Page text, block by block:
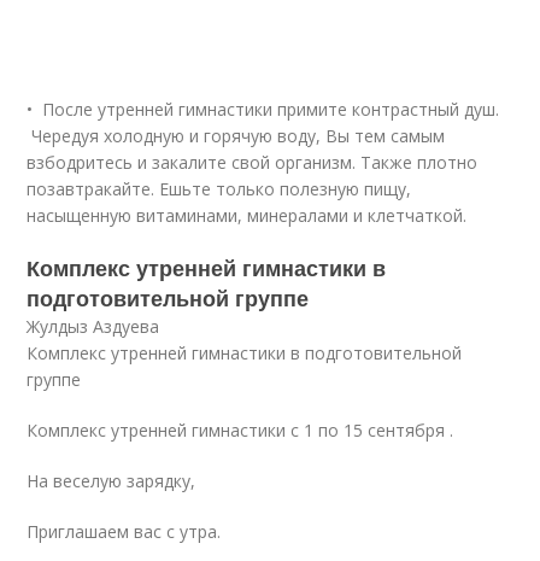
• После утренней гимнастики примите контрастный душ.
Чередуя холодную и горячую воду, Вы тем самым
взбодритесь и закалите свой организм. Также плотно
позавтракайте. Ешьте только полезную пищу,
насыщенную витаминами, минералами и клетчаткой.
Комплекс утренней гимнастики в
подготовительной группе
Жулдыз Аздуева
Комплекс утренней гимнастики в подготовительной
группе
Комплекс утренней гимнастики с 1 по 15 сентября .
На веселую зарядку,
Приглашаем вас с утра.